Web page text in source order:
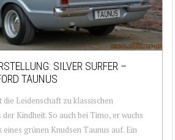
SILVER SURFER –
TAUNUS
Leidenschaft zu klassischen
Kindheit. So auch bei Timo, er wuchs
eines grünen Knudsen Taunus auf. Ein